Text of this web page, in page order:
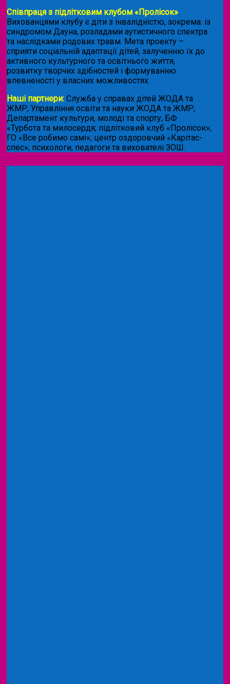
Співпраця з підлітковим клубом «Пролісок».
Вихованцями клубу є діти з інвалідністю, зокрема: із
синдромом Дауна, розладами аутистичного спектра
та наслідками родових травм. Мета проекту –
сприяти соціальній адаптації дітей, залученню їх до
активного культурного та освітнього життя,
розвитку творчих здібностей і формуванню
впевненості у власних можливостях.
Наші партнери: Служба у справах дітей ЖОДА та
ЖМР; Управління освіти та науки ЖОДА та ЖМР;
Департамент культури, молоді та спорту; БФ
«Турбота та милосердя; підлітковий клуб «Пролісок»;
ГО «Все робимо самі»; центр оздоровчий «Карітас-
спес»; психологи, педагоги та вихователі ЗОШ.